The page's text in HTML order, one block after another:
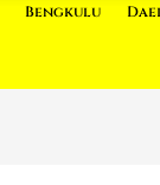
Bengkulu